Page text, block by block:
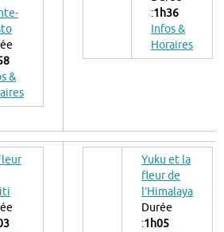
&
:1h36
Infos &
Horaires
Yuku et la
fleur de
l’Himalaya
Durée
:1h05